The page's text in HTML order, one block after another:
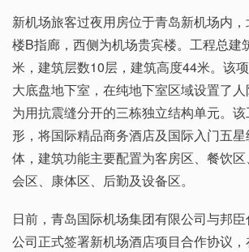
新机场旅客过夜用房位于青岛新机场内
楼B指廊，西侧为机场贵宾楼。工程总建
米，建筑层数10层，建筑高度44米。该
大底盘地下室，在纯地下室区域设置了
为用抗震缝分开的三栋独立结构单元。
形，将国际精品商务酒店及国际入门五
体，建筑功能主要配置为客房区、餐饮
会区、康体区、后勤及设备区。
日前，青岛国际机场集团有限公司与邦
公司正式签署新机场酒店项目合作协议